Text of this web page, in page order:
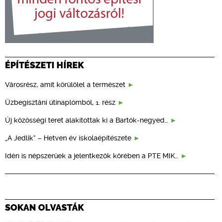
ÉPÍTÉSZETI HÍREK
Városrész, amit körülölel a természet
Üzbegisztáni útinaplómból, 1. rész
Új közösségi teret alakítottak ki a Bartók-negyed…
„A Jedlik” – Hetven év iskolaépítészete
Idén is népszerűek a jelentkezők körében a PTE MIK…
SOKAN OLVASTÁK